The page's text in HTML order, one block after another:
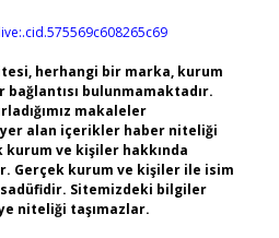
herhangi bir marka, kurum
bulunmamaktadır.
makaleler
yer alan içerikler haber niteliği
kurum ve kişiler hakkında
Gerçek kurum ve kişiler ile isim
Sitemizdeki bilgiler
niteliği taşımazlar.